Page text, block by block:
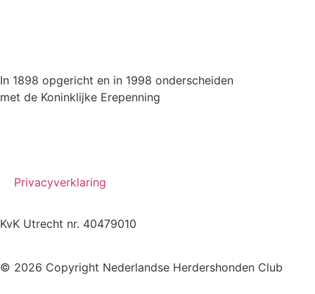
In 1898 opgericht en in 1998 onderscheiden
met de Koninklijke Erepenning
Privacyverklaring
KvK Utrecht nr. 40479010
© 2026 Copyright Nederlandse Herdershonden Club